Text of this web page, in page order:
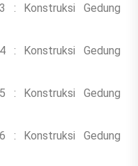
: Konstruksi Gedung
: Konstruksi Gedung
: Konstruksi Gedung
: Konstruksi Gedung